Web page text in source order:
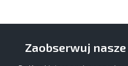
Zaobserwuj